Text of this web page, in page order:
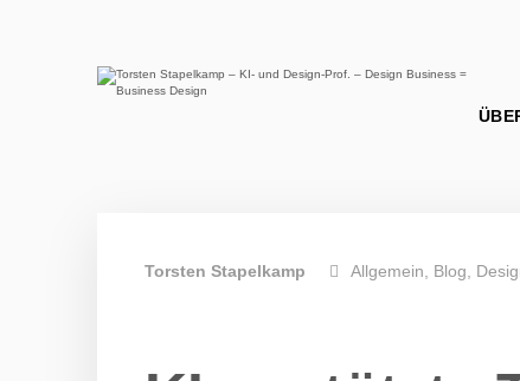
Torsten Stapelkamp Allgemein Blog